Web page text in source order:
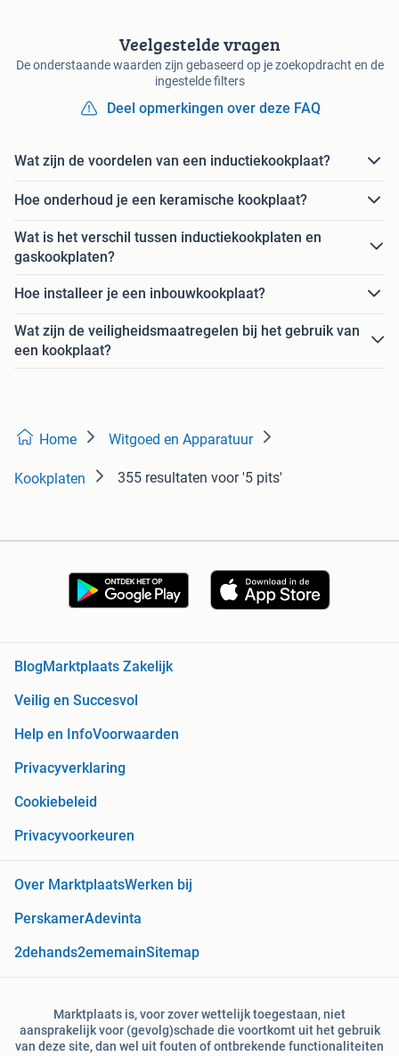
Veelgestelde vragen
De onderstaande waarden zijn gebaseerd op je zoekopdracht en de
ingestelde filters
Deel opmerkingen over deze FAQ
Wat zijn de voordelen van een inductiekookplaat?
Hoe onderhoud je een keramische kookplaat?
Wat is het verschil tussen inductiekookplaten en
gaskookplaten?
Hoe installeer je een inbouwkookplaat?
Wat zijn de veiligheidsmaatregelen bij het gebruik van
een kookplaat?
Home Witgoed en Apparatuur
Kookplaten 355 resultaten voor '5 pits'
BlogMarktplaats Zakelijk
Veilig en Succesvol
Help en InfoVoorwaarden
Privacyverklaring
Cookiebeleid
Privacyvoorkeuren
Over MarktplaatsWerken bij
PerskamerAdevinta
2dehands2ememainSitemap
Marktplaats is, voor zover wettelijk toegestaan, niet
aansprakelijk voor (gevolg)schade die voortkomt uit het gebruik
van deze site, dan wel uit fouten of ontbrekende functionaliteiten